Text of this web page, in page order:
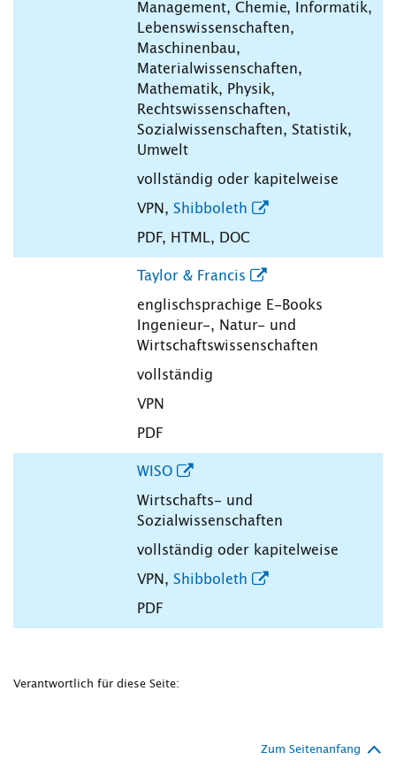
Management, Chemie, Informatik,
Lebenswissenschaften,
Maschinenbau,
Materialwissenschaften,
Mathematik, Physik,
Rechtswissenschaften,
Sozialwissenschaften, Statistik,
Umwelt
vollständig oder kapitelweise
VPN, Shibboleth
PDF, HTML, DOC
Taylor & Francis
englischsprachige E-Books
Ingenieur-, Natur- und
Wirtschaftswissenschaften
vollständig
VPN
PDF
WISO
Wirtschafts- und
Sozialwissenschaften
vollständig oder kapitelweise
VPN, Shibboleth
PDF
Verantwortlich für diese Seite:
Zum Seitenanfang